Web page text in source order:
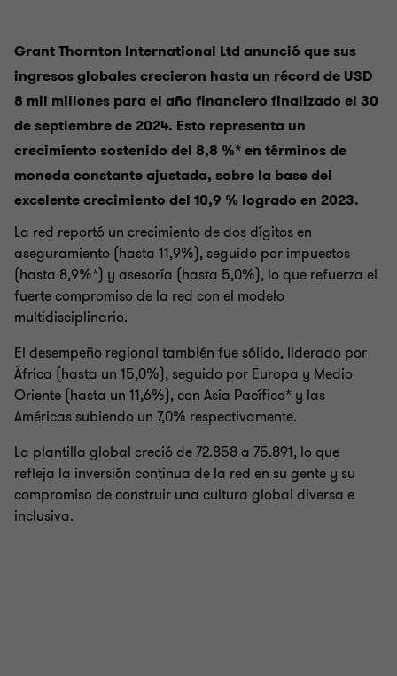
Grant Thornton International Ltd anunció que sus
ingresos globales crecieron hasta un récord de USD
8 mil millones para el año financiero finalizado el 30
de septiembre de 2024. Esto representa un
crecimiento sostenido del 8,8 %* en términos de
moneda constante ajustada, sobre la base del
excelente crecimiento del 10,9 % logrado en 2023.
La red reportó un crecimiento de dos dígitos en
aseguramiento (hasta 11,9%), seguido por impuestos
(hasta 8,9%*) y asesoría (hasta 5,0%), lo que refuerza el
fuerte compromiso de la red con el modelo
multidisciplinario.
El desempeño regional también fue sólido, liderado por
África (hasta un 15,0%), seguido por Europa y Medio
Oriente (hasta un 11,6%), con Asia Pacífico* y las
Américas subiendo un 7,0% respectivamente.
La plantilla global creció de 72.858 a 75.891, lo que
refleja la inversión continua de la red en su gente y su
compromiso de construir una cultura global diversa e
inclusiva.